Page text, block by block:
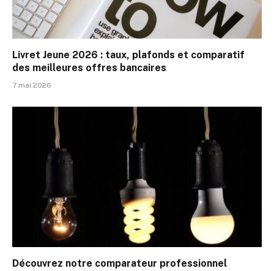
Livret Jeune 2026 : taux, plafonds et comparatif
des meilleures offres bancaires
7 mai 2026
Découvrez notre comparateur professionnel